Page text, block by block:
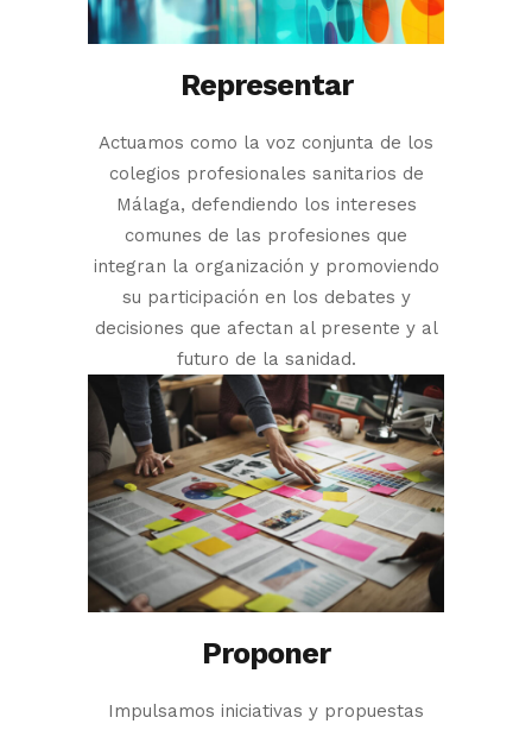
Representar
Actuamos como la voz conjunta de los
colegios profesionales sanitarios de
Málaga, defendiendo los intereses
comunes de las profesiones que
integran la organización y promoviendo
su participación en los debates y
decisiones que afectan al presente y al
futuro de la sanidad.
Proponer
Impulsamos iniciativas y propuestas